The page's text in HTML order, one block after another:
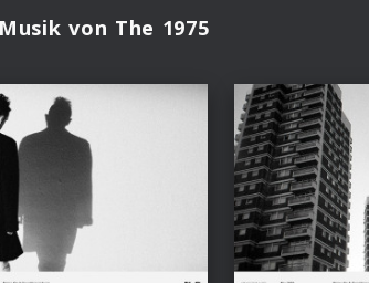
von The 1975